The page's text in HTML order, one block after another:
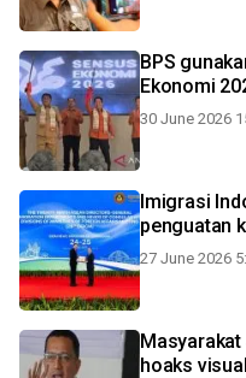
BPS
Ekonomi
30 June 2026
Imigrasi
penguatan
27 June 2026
hoaks